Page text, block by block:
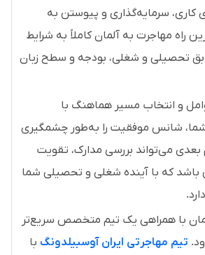
سرمایه‌گذاری و پیوستن به
راه مهاجرت به آلمان کاملاً به شرایط
تحصیلی و شغلی، بودجه و سطح زبان
و انتخاب مسیر هماهنگ با
شما، شانس موفقیت را به‌طور چشمگیری
می‌تواند بررسی مدارک، تقویت
باشد که با آینده شغلی و تحصیلی شما
با همراهی یک تیم متخصص سریع‌تر
تیم مهاجرتی ایران آوسبیلدونگ با